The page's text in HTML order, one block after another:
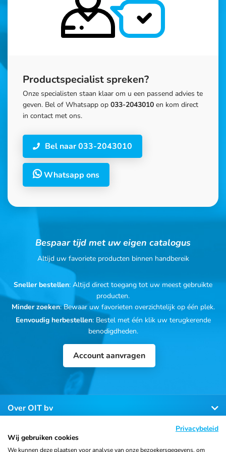
Productspecialist spreken?
Onze specialisten staan klaar om u een passend advies te
geven. Bel of Whatsapp op 033-2043010 en kom direct
in contact met ons.
Bel naar 033-2043010
Whatsapp ons
Bespaar tijd met uw eigen catalogus
Altijd uw favoriete producten binnen handbereik
Sneller bestellen: Altijd direct toegang tot uw meest gebruikte
producten.
Minder zoeken: Bewaar uw favorieten overzichtelijk op één plek.
Eenvoudig herbestellen: Bestel met één klik uw terugkerende
benodigdheden.
Account aanvragen
Over OIT bv
Klantenservice
Privacybeleid
Wij gebruiken cookies
We kunnen deze plaatsen voor analyse van onze bezoekersgegevens, om